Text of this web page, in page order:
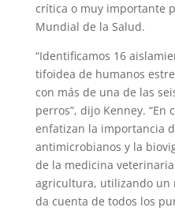
crítica o muy importante
Mundial de la Salud.
“Identificamos 16
tifoidea de humanos
con más de una de las
perros”, dijo Kenney.
enfatizan la importancia
antimicrobianos y la
de la medicina
agricultura, utilizando un
da cuenta de todos los